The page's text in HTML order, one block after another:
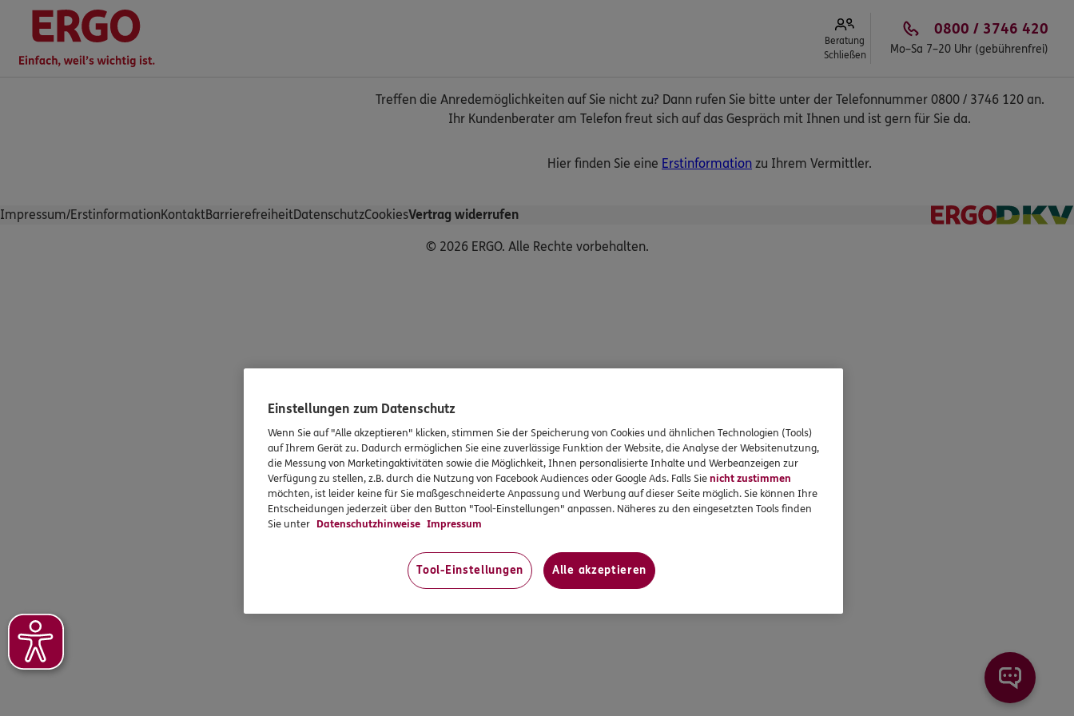
Beratung
Schließen
0800 / 3746 420
Mo–Sa 7–20 Uhr (gebührenfrei)
Treffen die Anredemöglichkeiten auf Sie nicht zu? Dann rufen Sie bitte unter der Telefonnummer 0800 / 3746 120 an.
Ihr Kundenberater am Telefon freut sich auf das Gespräch mit Ihnen und ist gern für Sie da.
Hier finden Sie eine Erstinformation zu Ihrem Vermittler.
Impressum/ErstinformationKontaktBarrierefreiheitDatenschutzCookiesVertrag widerrufen
© 2026 ERGO. Alle Rechte vorbehalten.
Einstellungen zum Datenschutz
Wenn Sie auf "Alle akzeptieren" klicken, stimmen Sie der Speicherung von Cookies und ähnlichen Technologien (Tools)
auf Ihrem Gerät zu. Dadurch ermöglichen Sie eine zuverlässige Funktion der Website, die Analyse der Websitenutzung,
die Messung von Marketingaktivitäten sowie die Möglichkeit, Ihnen personalisierte Inhalte und Werbeanzeigen zur
Verfügung zu stellen, z.B. durch die Nutzung von Facebook Audiences oder Google Ads. Falls Sienicht zustimmen
möchten, ist leider keine für Sie maßgeschneiderte Anpassung und Werbung auf dieser Seite möglich. Sie können Ihre
Entscheidungen jederzeit über den Button "Tool-Einstellungen" anpassen. Näheres zu den eingesetzten Tools finden
Sie unter Datenschutzhinweise Impressum
Tool-Einstellungen Alle akzeptieren